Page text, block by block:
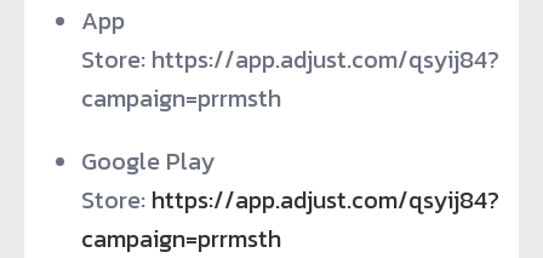
App
Store: https://app.adjust.com/qsyij84?
campaign=prrmsth
Google Play
Store: https://app.adjust.com/qsyij84?
campaign=prrmsth